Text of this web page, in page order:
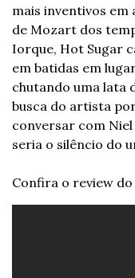
mais inventivos em
de Mozart dos
Iorque, Hot Sugar
em batidas em
chutando uma lata
busca do artista
conversar com
seria o silêncio do
Confira o review do